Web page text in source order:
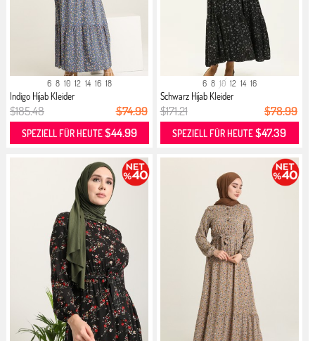
6 8 10 12 14 16 18
Indigo Hijab Kleider
$185.48 $74.99
SPEZIELL FÜR HEUTE$44.99
6 8 10 12 14 16
Schwarz Hijab Kleider
$171.21 $78.99
SPEZIELL FÜR HEUTE$47.39